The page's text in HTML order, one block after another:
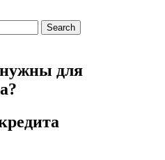
Search
для